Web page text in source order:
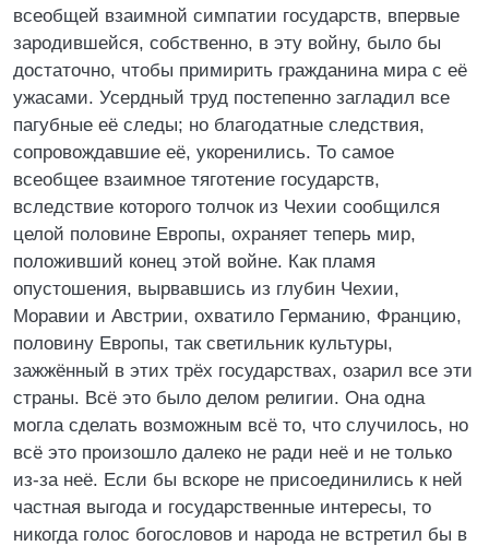
всеобщей взаимной симпатии государств, впервые
зародившейся, собственно, в эту войну, было бы
достаточно, чтобы примирить гражданина мира с её
ужасами. Усердный труд постепенно загладил все
пагубные её следы; но благодатные следствия,
сопровождавшие её, укоренились. То самое
всеобщее взаимное тяготение государств,
вследствие которого толчок из Чехии сообщился
целой половине Европы, охраняет теперь мир,
положивший конец этой войне. Как пламя
опустошения, вырвавшись из глубин Чехии,
Моравии и Австрии, охватило Германию, Францию,
половину Европы, так светильник культуры,
зажжённый в этих трёх государствах, озарил все эти
страны. Всё это было делом религии. Она одна
могла сделать возможным всё то, что случилось, но
всё это произошло далеко не ради неё и не только
из-за неё. Если бы вскоре не присоединились к ней
частная выгода и государственные интересы, то
никогда голос богословов и народа не встретил бы в